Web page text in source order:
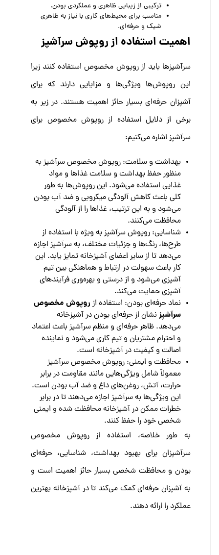
ترکیبی از زیبایی ظاهری و عملکردی بودن.
مناسب برای محیط‌های کاری با نیاز به ظاهری
شیک و حرفه‌ای.
اهمیت استفاده از روپوش سرآشپز
سرآشپزها باید از روپوش مخصوص استفاده کنند زیرا
این روپوش‌ها ویژگی‌ها و مزایایی دارند که برای
آشپزان حرفه‌ای بسیار حائز اهمیت هستند. در زیر به
برخی از دلایل استفاده از روپوش مخصوص برای
سرآشپز اشاره می‌کنیم:
بهداشت و سلامت: روپوش مخصوص سرآشپز به
منظور حفظ بهداشت و سلامت غذاها و مواد
غذایی استفاده می‌شود. این روپوش‌ها به طور
کلی باعث کاهش آلودگی میکروبی و ضد آب بودن
می‌شود و به این ترتیب، غذاها را از آلودگی
محافظتمی‌کنند.
شناسایی: روپوش سرآشپز به ویژه با استفاده از
طرح‌ها، رنگ‌ها و جزئیات مختلف، به سرآشپز اجازه
می‌دهد تا از سایر اعضای آشپزخانه تمایز یابد. این
کار باعث سهولت در ارتباط و هماهنگی بین تیم
آشپزی می‌شود و از درستی و بهره‌وریفرآیندهای
آشپزی حمایت می‌کند.
نماد حرفه‌ای بودن: استفاده از روپوش مخصوص
سرآشپز نشان از حرفه‌ای بودن در آشپزخانه
می‌دهد. ظاهر حرفه‌ای و منظم سرآشپز باعث اعتماد
و احترام مشتریان و تیم کاری می‌شود و نماینده
اصالت و کیفیت در آشپزخانه است.
محافظت و ایمنی: روپوش مخصوص سرآشپز
معمولاً شامل ویژگی‌هایی مانند مقاومت در برابر
حرارت، آتش، روغن‌های داغ و ضد آب بودن است.
این ویژگی‌ها به سرآشپز اجازه می‌دهند تا در برابر
خطرات ممکن در آشپزخانه محافظت شده و ایمنی
شخصی خود را حفظ کنند.
به طور خلاصه، استفاده از روپوش مخصوص
سرآشپزان برای بهبود بهداشت، شناسایی، حرفه‌ای
بودن و محافظت شخصی بسیار حائز اهمیت است و
به آشپزان حرفه‌ای کمک می‌کند تا در آشپزخانه بهترین
عملکرد را ارائه دهند.